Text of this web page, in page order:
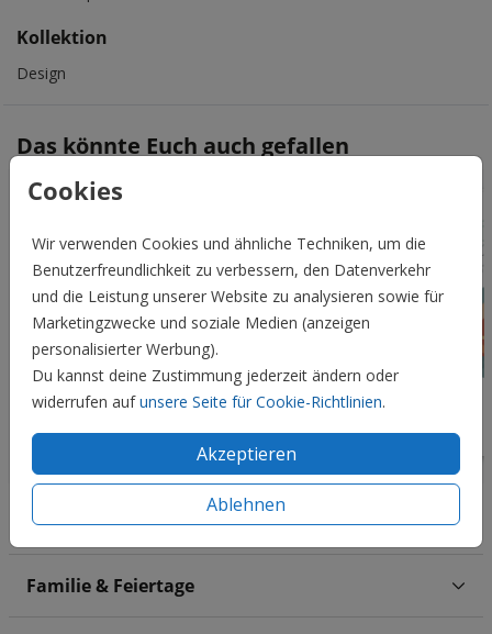
Cookies
Wir verwenden Cookies und ähnliche Techniken, um die
Benutzerfreundlichkeit zu verbessern, den Datenverkehr
und die Leistung unserer Website zu analysieren sowie für
Marketingzwecke und soziale Medien (anzeigen
personalisierter Werbung).
Du kannst deine Zustimmung jederzeit ändern oder
widerrufen aufunsere Seite für Cookie-Richtlinien.
Akzeptieren
Ablehnen
Kollektion
Design
Das könnte Euch auch gefallen
Hochzeit
Familie & Feiertage